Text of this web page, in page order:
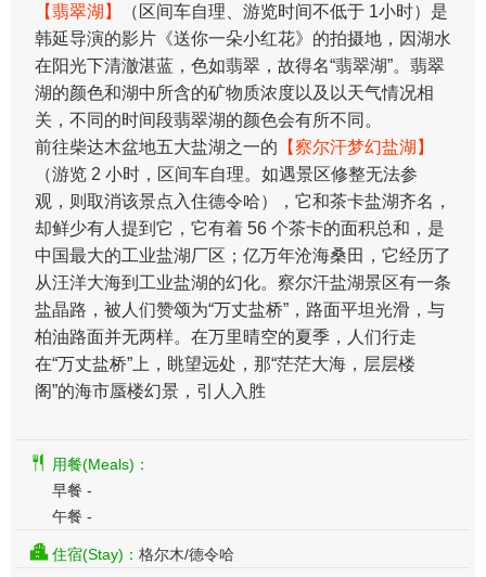
【翡翠湖】
（区间车自理、游览时间不低于 1小时）是
韩延导演的影片《送你一朵小红花》的拍摄地，因湖水
在阳光下清澈湛蓝，色如翡翠，故得名“翡翠湖”。翡翠
湖的颜色和湖中所含的矿物质浓度以及以天气情况相
关，不同的时间段翡翠湖的颜色会有所不同。
前往柴达木盆地五大盐湖之一的 【察尔汗梦幻盐湖】
（游览 2 小时，区间车自理。如遇景区修整无法参
观，则取消该景点入住德令哈），它和茶卡盐湖齐名，
却鲜少有人提到它，它有着 56 个茶卡的面积总和，是
中国最大的工业盐湖厂区；亿万年沧海桑田，它经历了
从汪洋大海到工业盐湖的幻化。察尔汗盐湖景区有一条
盐晶路，被人们赞颂为“万丈盐桥”，路面平坦光滑，与
柏油路面并无两样。在万里晴空的夏季，人们行走
在“万丈盐桥”上，眺望远处，那“茫茫大海，层层楼
阁”的海市蜃楼幻景，引人入胜
用餐(Meals)：
早餐 -
午餐 -
住宿(Stay)： 格尔木/德令哈